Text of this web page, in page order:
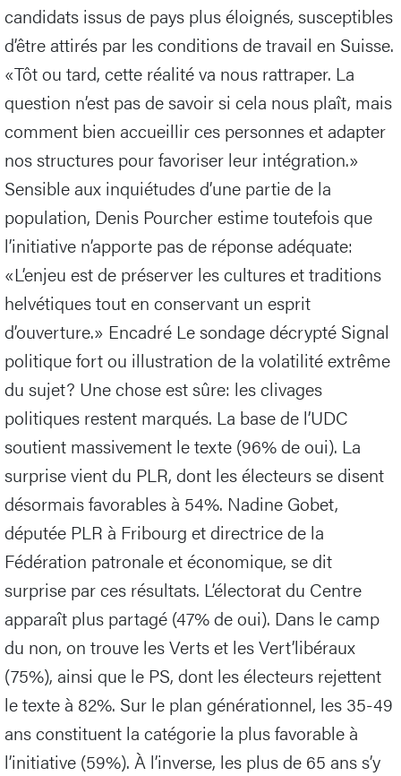
candidats issus de pays plus éloignés, susceptibles
d’être attirés par les conditions de travail en Suisse.
«Tôt ou tard, cette réalité va nous rattraper. La
question n’est pas de savoir si cela nous plaît, mais
comment bien accueillir ces personnes et adapter
nos structures pour favoriser leur intégration.»
Sensible aux inquiétudes d’une partie de la
population, Denis Pourcher estime toutefois que
l’initiative n’apporte pas de réponse adéquate:
«L’enjeu est de préserver les cultures et traditions
helvétiques tout en conservant un esprit
d’ouverture.» Encadré Le sondage décrypté Signal
politique fort ou illustration de la volatilité extrême
du sujet? Une chose est sûre: les clivages
politiques restent marqués. La base de l’UDC
soutient massivement le texte (96% de oui). La
surprise vient du PLR, dont les électeurs se disent
désormais favorables à 54%. Nadine Gobet,
députée PLR à Fribourg et directrice de la
Fédération patronale et économique, se dit
surprise par ces résultats. L’électorat du Centre
apparaît plus partagé (47% de oui). Dans le camp
du non, on trouve les Verts et les Vert’libéraux
(75%), ainsi que le PS, dont les électeurs rejettent
le texte à 82%. Sur le plan générationnel, les 35-49
ans constituent la catégorie la plus favorable à
l’initiative (59%). À l’inverse, les plus de 65 ans s’y